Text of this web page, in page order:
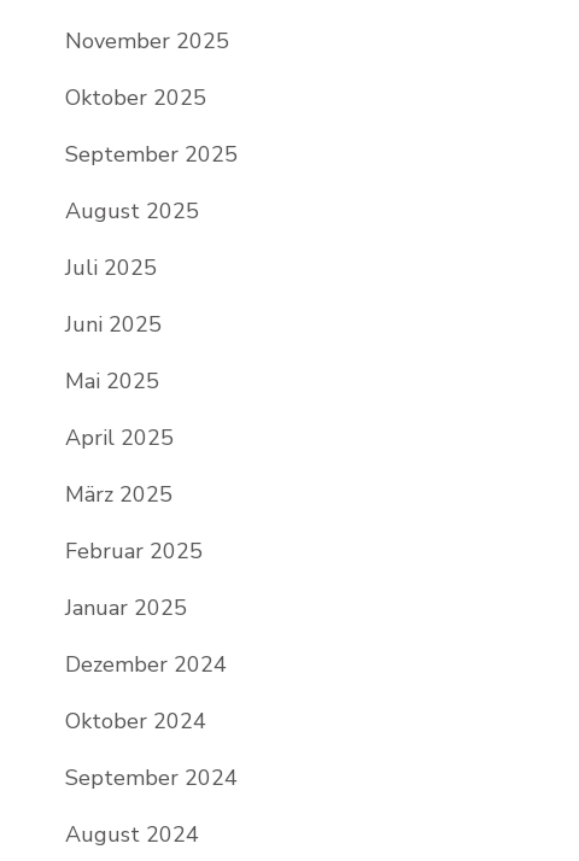
November 2025
Oktober 2025
September 2025
August 2025
Juli 2025
Juni 2025
Mai 2025
April 2025
März 2025
Februar 2025
Januar 2025
Dezember 2024
Oktober 2024
September 2024
August 2024